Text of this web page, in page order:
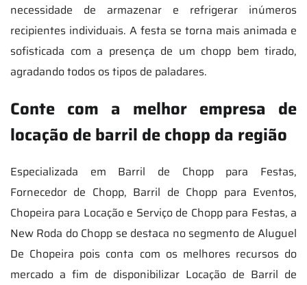
necessidade de armazenar e refrigerar inúmeros
recipientes individuais. A festa se torna mais animada e
sofisticada com a presença de um chopp bem tirado,
agradando todos os tipos de paladares.
Conte com a melhor empresa de
locação de barril de chopp da região
Especializada em Barril de Chopp para Festas,
Fornecedor de Chopp, Barril de Chopp para Eventos,
Chopeira para Locação e Serviço de Chopp para Festas, a
New Roda do Chopp se destaca no segmento de Aluguel
De Chopeira pois conta com os melhores recursos do
mercado a fim de disponibilizar Locação de Barril de